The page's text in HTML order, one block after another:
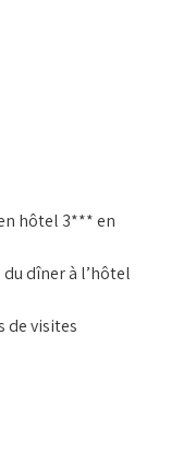
hôtel 3*** en
dîner à l’hôtel
de visites